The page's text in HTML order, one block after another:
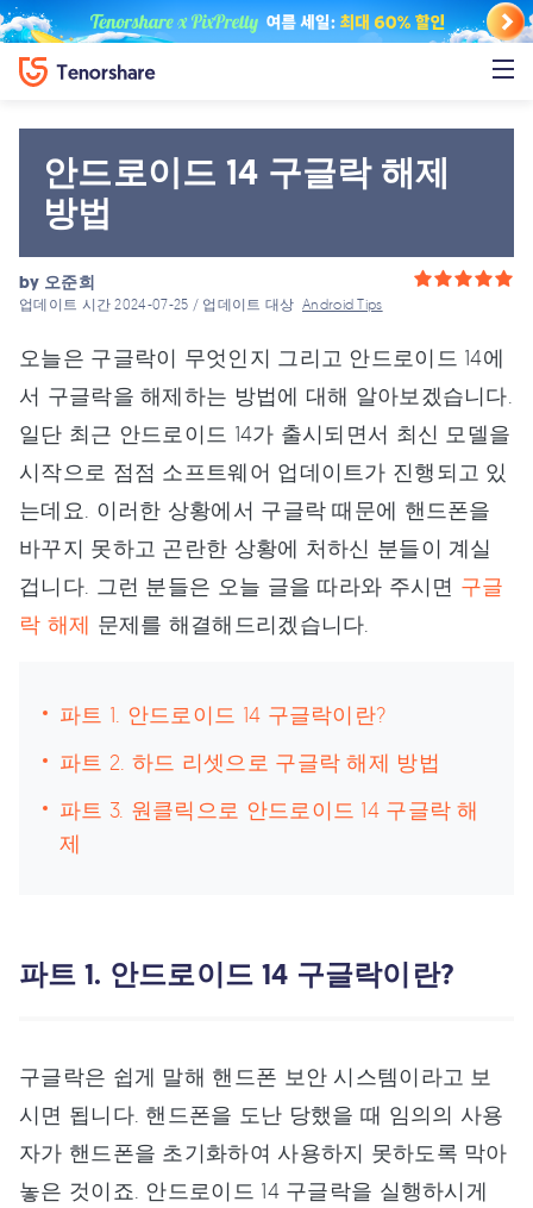
안드로이드 14 구글락 해제
방법
by 오준희
업데이트 시간 2024-07-25 / 업데이트 대상Android Tips
오늘은 구글락이 무엇인지 그리고 안드로이드 14에
서 구글락을 해제하는 방법에 대해 알아보겠습니다.
일단 최근 안드로이드 14가 출시되면서 최신 모델을
시작으로 점점 소프트웨어 업데이트가 진행되고 있
는데요. 이러한 상황에서 구글락 때문에 핸드폰을
바꾸지 못하고 곤란한 상황에 처하신 분들이 계실
겁니다. 그런 분들은 오늘 글을 따라와 주시면 구글
락 해제 문제를 해결해드리겠습니다.
파트 1. 안드로이드 14 구글락이란?
파트 2. 하드 리셋으로 구글락 해제 방법
파트 3. 원클릭으로 안드로이드 14 구글락 해
제
파트 1. 안드로이드 14 구글락이란?
구글락은 쉽게 말해 핸드폰 보안 시스템이라고 보
시면 됩니다. 핸드폰을 도난 당했을 때 임의의 사용
자가 핸드폰을 초기화하여 사용하지 못하도록 막아
놓은 것이죠. 안드로이드 14 구글락을 실행하시게